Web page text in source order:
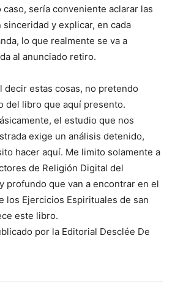
sería conveniente aclarar las
y explicar, en cada
lo que realmente se va a
al anunciado retiro.
decir estas cosas, no pretendo
del libro que aquí presento.
el estudio que nos
exige un análisis detenido,
hacer aquí. Me limito solamente a
de Religión Digital del
profundo que van a encontrar en el
los Ejercicios Espirituales de san
este libro.
por la Editorial Desclée De